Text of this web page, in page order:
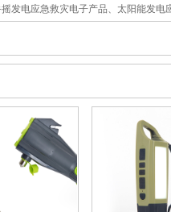
发电应急救灾电子产品、太阳能发
手电筒收音机、多功能汽车安全锤